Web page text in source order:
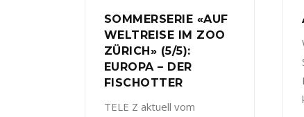
SOMMERSERIE «AUF
WELTREISE IM ZOO
ZÜRICH» (5/5):
EUROPA – DER
FISCHOTTER
TELE Z aktuell vom